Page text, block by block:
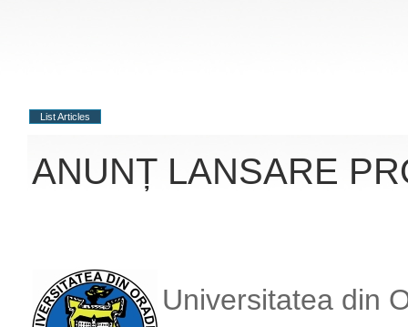
List Articles
ANUNȚ LANSARE
Universitatea din